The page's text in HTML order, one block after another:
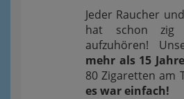
Jeder Raucher
hat schon zig
aufzuhören!
mehr als 15
80 Zigaretten am
es war einfach!